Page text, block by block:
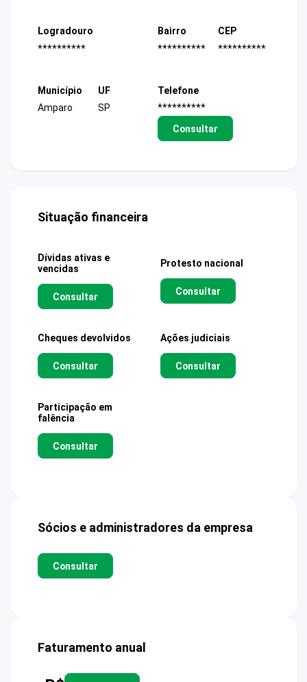
Logradouro
**********
Bairro
**********
CEP
**********
Município
Amparo
UF
SP
Telefone
**********
Consultar
Situação financeira
Dívidas ativas e
vencidas
Consultar
Protesto nacional
Consultar
Cheques devolvidos
Consultar
Ações judiciais
Consultar
Participação em
falência
Consultar
Sócios e administradores da empresa
Consultar
Faturamento anual